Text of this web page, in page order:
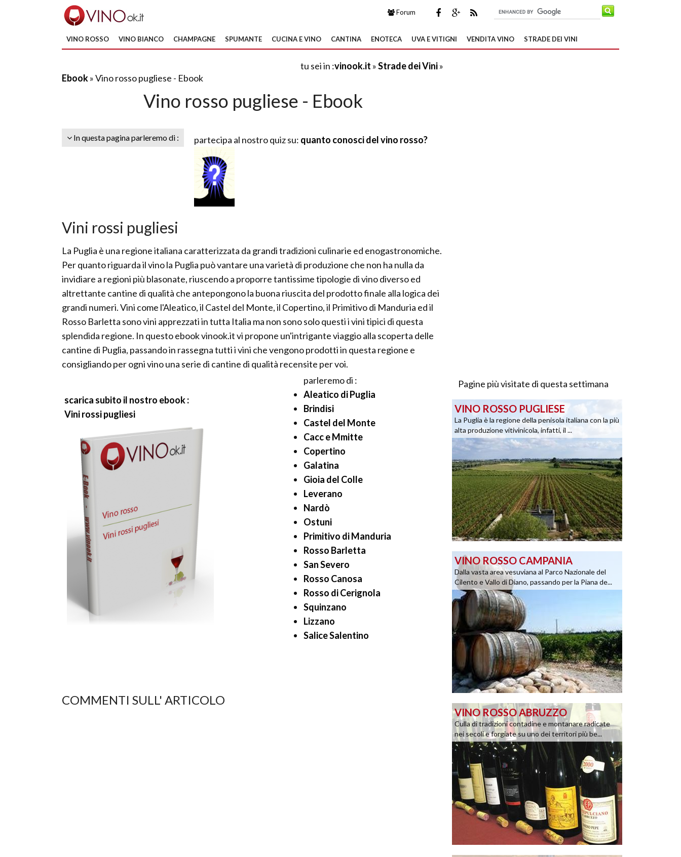
Forum
VINO ROSSO VINO BIANCO CHAMPAGNE SPUMANTE CUCINA E VINO CANTINA ENOTECA UVA E VITIGNI VENDITA VINO STRADE DEI VINI
tu sei in :vinook.it »Strade dei Vini»
Ebook» Vino rosso pugliese - Ebook
Vino rosso pugliese - Ebook
In questa pagina parleremo di : partecipa al nostro quiz su: quanto conosci del vino rosso?
Vini rossi pugliesi
La Puglia è una regione italiana caratterizzata da grandi tradizioni culinarie ed enogastronomiche.
Per quanto riguarda il vino la Puglia può vantare una varietà di produzione che non ha nulla da
invidiare a regioni più blasonate, riuscendo a proporre tantissime tipologie di vino diverso ed
altrettante cantine di qualità che antepongono la buona riuscita del prodotto finale alla logica dei
grandi numeri. Vini come l'Aleatico, il Castel del Monte, il Copertino, il Primitivo di Manduria ed il
Rosso Barletta sono vini apprezzati in tutta Italia ma non sono solo questi i vini tipici di questa
splendida regione. In questo ebook vinook.it vi propone un'intrigante viaggio alla scoperta delle
cantine di Puglia, passando in rassegna tutti i vini che vengono prodotti in questa regione e
consigliando per ogni vino una serie di cantine di qualità recensite per voi.
scarica subito il nostro ebook :
Vini rossi pugliesi
parleremo di :
Aleatico di Puglia
Brindisi
Castel del Monte
Cacc e Mmitte
Copertino
Galatina
Gioia del Colle
Leverano
Nardò
Ostuni
Primitivo di Manduria
Rosso Barletta
San Severo
Rosso Canosa
Rosso di Cerignola
Squinzano
Lizzano
Salice Salentino
COMMENTI SULL' ARTICOLO
Pagine più visitate di questa settimana
VINO ROSSO PUGLIESE
La Puglia è la regione della penisola italiana con la più
alta produzione vitivinicola, infatti, il ...
VINO ROSSO CAMPANIA
Dalla vasta area vesuviana al Parco Nazionale del
Cilento e Vallo di Diano, passando per la Piana de...
VINO ROSSO ABRUZZO
Culla di tradizioni contadine e montanare radicate
nei secoli e forgiate su uno dei territori più be...